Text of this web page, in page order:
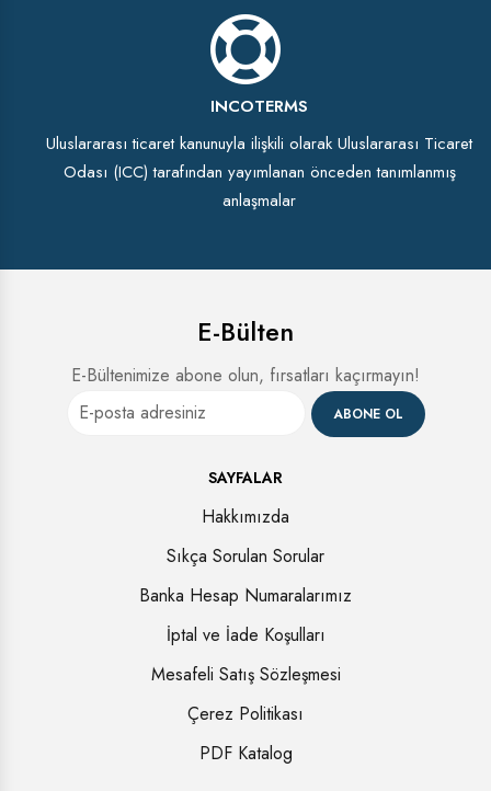
INCOTERMS
Uluslararası ticaret kanunuyla ilişkili olarak Uluslararası Ticaret
Odası (ICC) tarafından yayımlanan önceden tanımlanmış
anlaşmalar
E-Bülten
E-Bültenimize abone olun, fırsatları kaçırmayın!
ABONE OL
SAYFALAR
Hakkımızda
Sıkça Sorulan Sorular
Banka Hesap Numaralarımız
İptal ve İade Koşulları
Mesafeli Satış Sözleşmesi
Çerez Politikası
PDF Katalog